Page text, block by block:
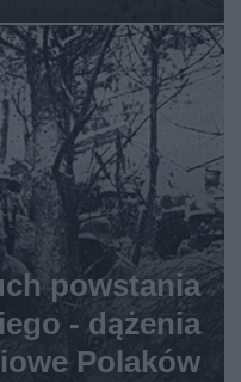
powstania
- dążenia
Polaków